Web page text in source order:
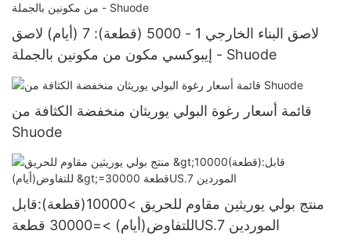
لاصق البناء الخارجي 1 - 5000 (قطعة): 7 (أيام) لاصق
إيبوكسي مكون من مكونين بالجملة - Shuode
قائمة أسعار رغوة البولي يوريثان منخفضة الكثافة من
Shuode
منتج بولي يوريثين مقاوم للحريق >10000(قطعة):قابل
للتفاوض(أيام) >=30000 قطعةUS.7 الموردين